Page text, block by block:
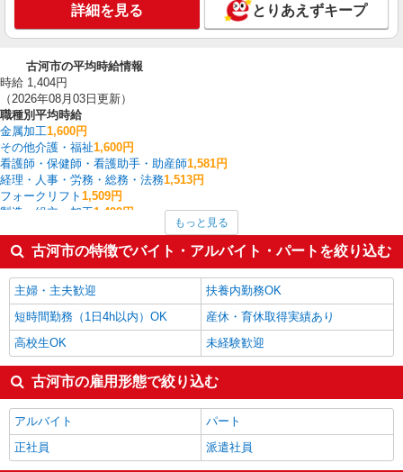
詳細を見る とりあえずキープ
古河市の平均時給情報
時給 1,404円
（2026年08月03日更新）
職種別平均時給
金属加工1,600円
その他介護・福祉1,600円
看護師・保健師・看護助手・助産師1,581円
経理・人事・労務・総務・法務1,513円
フォークリフト 1,509円
製造・組立・加工1,499円
1,494円
板金・塗装・溶接1,490円
家電・携帯販売 1,488円
介護職・ヘルパー1,467円
古河市の他の職種の平均時給を見る
もっと見る
古河市の特徴でバイト・アルバイト・パートを絞り込む
主婦・主夫歓迎
扶養内勤務OK
短時間勤務（1日4h以内）OK
産休・育休取得実績あり
高校生OK
未経験歓迎
古河市の雇用形態で絞り込む
アルバイト
パート
正社員
派遣社員